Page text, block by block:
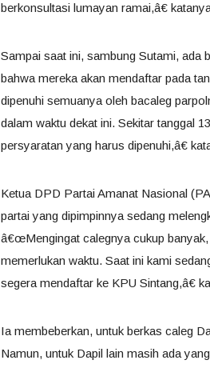
berkonsultasi lumayan ramai,â€
Sampai saat ini, sambung Sutami, ada
bahwa mereka akan mendaftar pada
dipenuhi semuanya oleh bacaleg
dalam waktu dekat ini. Sekitar tanggal
persyaratan yang harus dipenuhi,â€
Ketua DPD Partai Amanat Nasional
partai yang dipimpinnya sedang
â€œMengingat calegnya cukup
memerlukan waktu. Saat ini kami
segera mendaftar ke KPU Sintang,â€
Ia membeberkan, untuk berkas caleg
Namun, untuk Dapil lain masih ada